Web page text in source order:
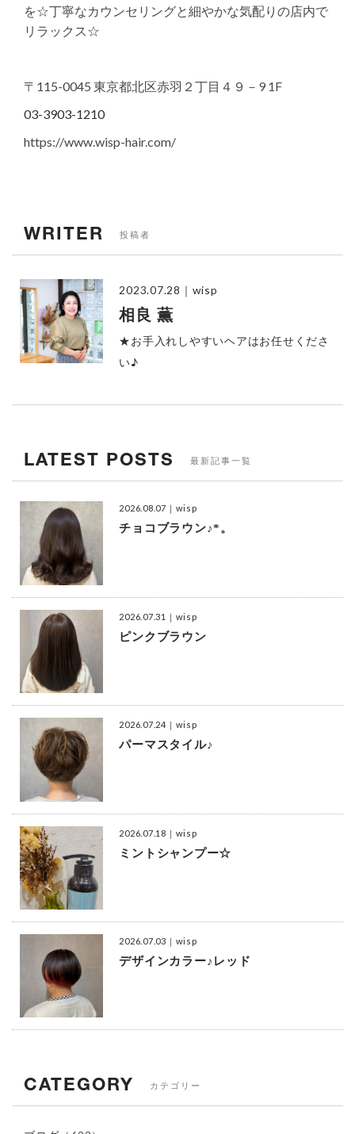
を☆丁寧なカウンセリングと細やかな気配りの店内で
リラックス☆
〒115-0045 東京都北区赤羽２丁目４９－9 1F
03-3903-1210
https://www.wisp-hair.com/
WRITER 投稿者
2023.07.28 ｜wisp
相良 薫
★お手入れしやすいヘアはお任せくださ
い♪
LATEST POSTS 最新記事一覧
2026.08.07 ｜wisp
チョコブラウン♪*。
2026.07.31 ｜wisp
ピンクブラウン
2026.07.24 ｜wisp
パーマスタイル♪
2026.07.18 ｜wisp
ミントシャンプー☆
2026.07.03 ｜wisp
デザインカラー♪レッド
CATEGORY カテゴリー